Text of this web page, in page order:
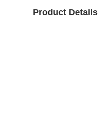
Product Details